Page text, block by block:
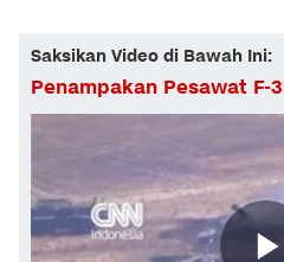
Saksikan Video di Bawah Ini:
Penampakan Pesawat